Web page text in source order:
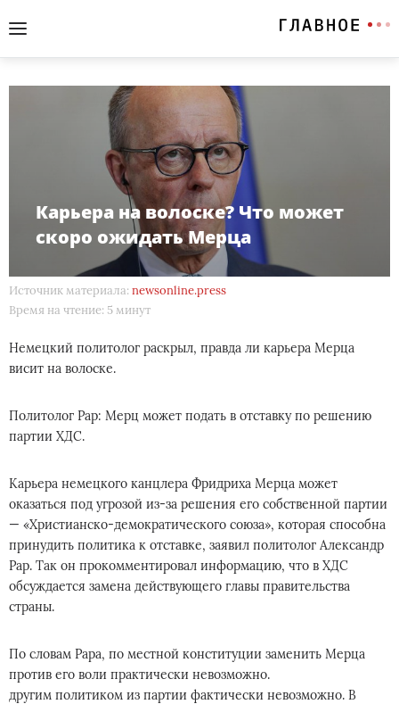
Карьера на волоске? Что может
скоро ожидать Мерца
Источник материала: newsonline.press
Время на чтение: 5 минут
Немецкий политолог раскрыл, правда ли карьера Мерца
висит на волоске.
Политолог Рар: Мерц может подать в отставку по решению
партии ХДС.
Карьера немецкого канцлера Фридриха Мерца может
оказаться под угрозой из-за решения его собственной партии
— «Христианско-демократического союза», которая способна
принудить политика к отставке, заявил политолог Александр
Рар. Так он прокомментировал информацию, что в ХДС
обсуждается замена действующего главы правительства
страны.
По словам Рара, по местной конституции заменить Мерца
против его воли практически невозможно.
другим политиком из партии фактически невозможно. В